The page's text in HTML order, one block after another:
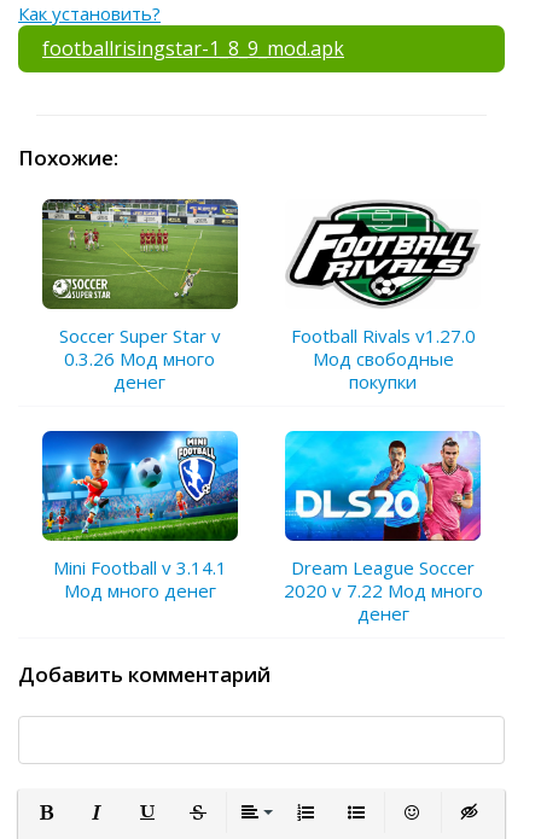
Как установить?
footballrisingstar-1_8_9_mod.apk
Похожие:
Soccer Super Star v
0.3.26 Мод много
денег
Football Rivals v1.27.0
Мод свободные
покупки
Mini Football v 3.14.1
Мод много денег
Dream League Soccer
2020 v 7.22 Мод много
денег
Добавить комментарий